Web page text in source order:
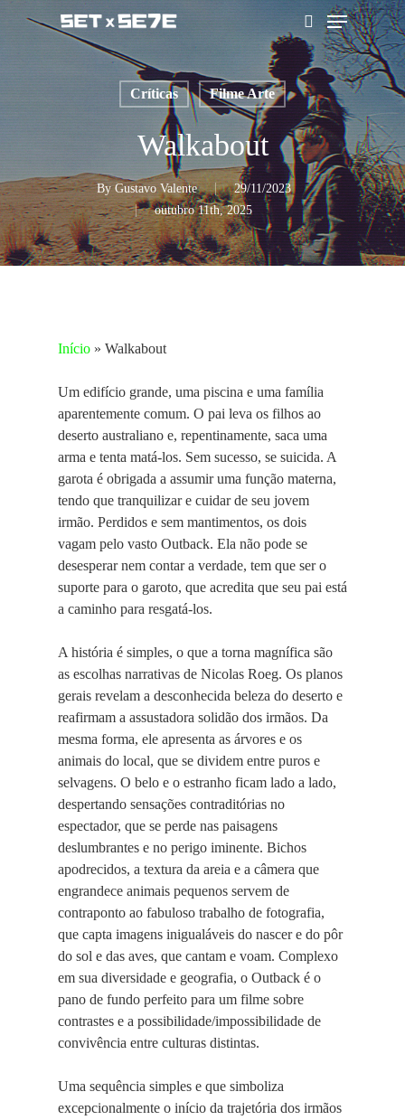
Skip
content
pesquisar
Menu
Críticas Filme Arte
Walkabout
By Gustavo Valente
29/11/2023
outubro 11th, 2025
Início » Walkabout
Um edifício grande, uma piscina e uma família
aparentemente comum. O pai leva os filhos ao
deserto australiano e, repentinamente, saca uma
arma e tenta matá-los. Sem sucesso, se suicida. A
garota é obrigada a assumir uma função materna,
tendo que tranquilizar e cuidar de seu jovem
irmão. Perdidos e sem mantimentos, os dois
vagam pelo vasto Outback. Ela não pode se
desesperar nem contar a verdade, tem que ser o
suporte para o garoto, que acredita que seu pai está
a caminho para resgatá-los.
A história é simples, o que a torna magnífica são
as escolhas narrativas de Nicolas Roeg. Os planos
gerais revelam a desconhecida beleza do deserto e
reafirmam a assustadora solidão dos irmãos. Da
mesma forma, ele apresenta as árvores e os
animais do local, que se dividem entre puros e
selvagens. O belo e o estranho ficam lado a lado,
despertando sensações contraditórias no
espectador, que se perde nas paisagens
deslumbrantes e no perigo iminente. Bichos
apodrecidos, a textura da areia e a câmera que
engrandece animais pequenos servem de
contraponto ao fabuloso trabalho de fotografia,
que capta imagens inigualáveis do nascer e do pôr
do sol e das aves, que cantam e voam. Complexo
em sua diversidade e geografia, o Outback é o
pano de fundo perfeito para um filme sobre
contrastes e a possibilidade/impossibilidade de
convivência entre culturas distintas.
Uma sequência simples e que simboliza
excepcionalmente o início da trajetória dos irmãos